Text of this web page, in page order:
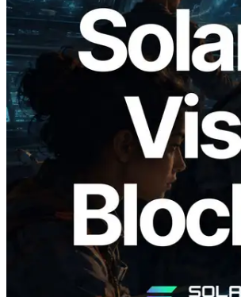
2026.05.24
Validators Solutions, Solana
Analyzer'ı Yayınladı — Slot
Üretim Süresi ve Görevli
Görselleştirmesi
Bu makaleyi oku
Daha fazla yükle